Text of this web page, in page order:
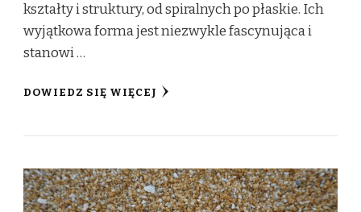
kształty i struktury, od spiralnych po płaskie. Ich
wyjątkowa forma jest niezwykle fascynująca i
stanowi …
DOWIEDZ SIĘ WIĘCEJ